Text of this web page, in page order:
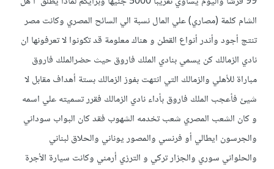
الشام كلمة (مصاري) علي المال نسبة الي السائح المصري وكانت مصر
تنتج أجود وأندر أنواع القطن و هناك معلومة قد تكونوا لا تعرفونها ان
نادي الزمالك كن يسمي بنادي الملك فاروق حيث حضرالملك فاروق
مباراة للأهلي والزمالك التي انتهت بفوز الزمالك بستة أهداف مقابل لا
شيئ فأعجب الملك فاروق بأداء نادي الزمالك فقرر تسميته علي اسمه
و كان الشعب المصري شعب تخدمه الشهوب فقد كان البواب سوداني
والجرسون ايطالي أو فرنسي والمصور يوناني والحلاق لبناني
والحلواني سوري والجزار تركي و الترزي أرمني وكانت سيارة الأجرة